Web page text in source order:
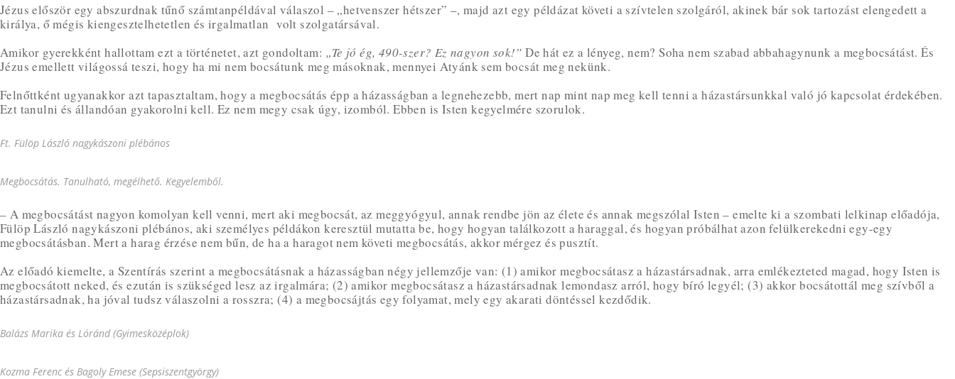
Jézus először egy abszurdnak tűnő számtanpéldával válaszol – „hetvenszer hétszer” –, majd azt egy példázat követi a szívtelen szolgáról, akinek bár sok tartozást elengedett a
királya, ő mégis kiengesztelhetetlen és irgalmatlan volt szolgatársával.
Amikor gyerekként hallottam ezt a történetet, azt gondoltam: „Te jó ég, 490-szer? Ez nagyon sok!” De hát ez a lényeg, nem? Soha nem szabad abbahagynunk a megbocsátást. És
Jézus emellett világossá teszi, hogy ha mi nem bocsátunk meg másoknak, mennyei Atyánk sem bocsát meg nekünk.
Felnőttként ugyanakkor azt tapasztaltam, hogy a megbocsátás épp a házasságban a legnehezebb, mert nap mint nap meg kell tenni a házastársunkkal való jó kapcsolat érdekében.
Ezt tanulni és állandóan gyakorolni kell. Ez nem megy csak úgy, izomból. Ebben is Isten kegyelmére szorulok.
Ft. Fülöp László nagykászoni plébános
Megbocsátás. Tanulható, megélhető. Kegyelemből.
– A megbocsátást nagyon komolyan kell venni, mert aki megbocsát, az meggyógyul, annak rendbe jön az élete és annak megszólal Isten – emelte ki a szombati lelkinap előadója,
Fülöp László nagykászoni plébános, aki személyes példákon keresztül mutatta be, hogy hogyan találkozott a haraggal, és hogyan próbálhat azon felülkerekedni egy-egy
megbocsátásban. Mert a harag érzése nem bűn, de ha a haragot nem követi megbocsátás, akkor mérgez és pusztít.
Az előadó kiemelte, a Szentírás szerint a megbocsátásnak a házasságban négy jellemzője van: (1) amikor megbocsátasz a házastársadnak, arra emlékezteted magad, hogy Isten is
megbocsátott neked, és ezután is szükséged lesz az irgalmára; (2) amikor megbocsátasz a házastársadnak lemondasz arról, hogy bíró legyél; (3) akkor bocsátottál meg szívből a
házastársadnak, ha jóval tudsz válaszolni a rosszra; (4) a megbocsájtás egy folyamat, mely egy akarati döntéssel kezdődik.
Balázs Marika és Lóránd (Gyimesközéplok)
Kozma Ferenc és Bagoly Emese (Sepsiszentgyörgy)